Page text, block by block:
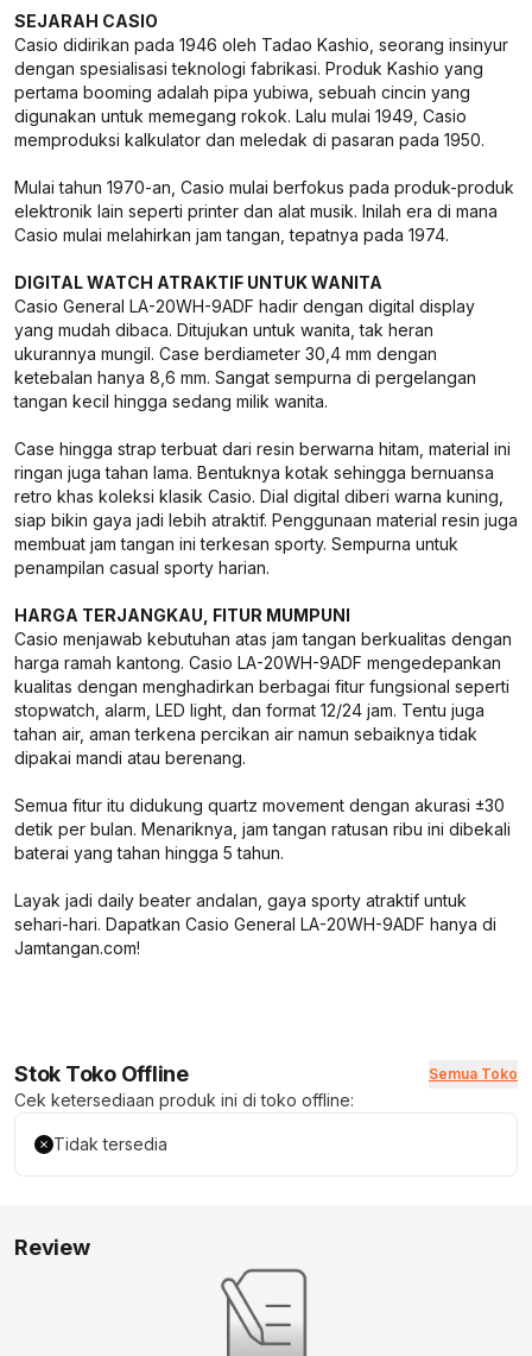
SEJARAH CASIO
Casio didirikan pada 1946 oleh Tadao Kashio, seorang insinyur
dengan spesialisasi teknologi fabrikasi. Produk Kashio yang
pertama booming adalah pipa yubiwa, sebuah cincin yang
digunakan untuk memegang rokok. Lalu mulai 1949, Casio
memproduksi kalkulator dan meledak di pasaran pada 1950.
Mulai tahun 1970-an, Casio mulai berfokus pada produk-produk
elektronik lain seperti printer dan alat musik. Inilah era di mana
Casio mulai melahirkan jam tangan, tepatnya pada 1974.
DIGITAL WATCH ATRAKTIF UNTUK WANITA
Casio General LA-20WH-9ADF hadir dengan digital display
yang mudah dibaca. Ditujukan untuk wanita, tak heran
ukurannya mungil. Case berdiameter 30,4 mm dengan
ketebalan hanya 8,6 mm. Sangat sempurna di pergelangan
tangan kecil hingga sedang milik wanita.
Case hingga strap terbuat dari resin berwarna hitam, material ini
ringan juga tahan lama. Bentuknya kotak sehingga bernuansa
retro khas koleksi klasik Casio. Dial digital diberi warna kuning,
siap bikin gaya jadi lebih atraktif. Penggunaan material resin juga
membuat jam tangan ini terkesan sporty. Sempurna untuk
penampilan casual sporty harian.
HARGA TERJANGKAU, FITUR MUMPUNI
Casio menjawab kebutuhan atas jam tangan berkualitas dengan
harga ramah kantong. Casio LA-20WH-9ADF mengedepankan
kualitas dengan menghadirkan berbagai fitur fungsional seperti
stopwatch, alarm, LED light, dan format 12/24 jam. Tentu juga
tahan air, aman terkena percikan air namun sebaiknya tidak
dipakai mandi atau berenang.
Semua fitur itu didukung quartz movement dengan akurasi ±30
detik per bulan. Menariknya, jam tangan ratusan ribu ini dibekali
baterai yang tahan hingga 5 tahun.
Layak jadi daily beater andalan, gaya sporty atraktif untuk
sehari-hari. Dapatkan Casio General LA-20WH-9ADF hanya di
Jamtangan.com!
Stok Toko Offline Semua Toko
Cek ketersediaan produk ini di toko offline:
Tidak tersedia
Review